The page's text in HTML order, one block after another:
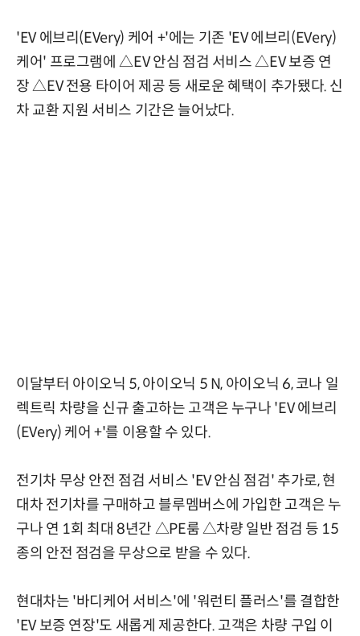
'EV 에브리(EVery) 케어 +'에는 기존 'EV 에브리(EVery)
케어' 프로그램에 △EV 안심 점검 서비스 △EV 보증 연
장 △EV 전용 타이어 제공 등 새로운 혜택이 추가됐다. 신
차 교환 지원 서비스 기간은 늘어났다.
이달부터 아이오닉 5, 아이오닉 5 N, 아이오닉 6, 코나 일
렉트릭 차량을 신규 출고하는 고객은 누구나 'EV 에브리
(EVery) 케어 +'를 이용할 수 있다.
전기차 무상 안전 점검 서비스 'EV 안심 점검' 추가로, 현
대차 전기차를 구매하고 블루멤버스에 가입한 고객은 누
구나 연 1회 최대 8년간 △PE룸 △차량 일반 점검 등 15
종의 안전 점검을 무상으로 받을 수 있다.
현대차는 '바디케어 서비스'에 '워런티 플러스'를 결합한
'EV 보증 연장'도 새롭게 제공한다. 고객은 차량 구입 이